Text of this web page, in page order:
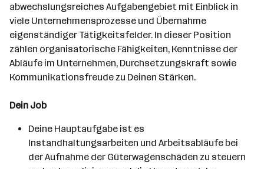
abwechslungsreiches Aufgabengebiet mit Einblick in
viele Unternehmensprozesse und Übernahme
eigenständiger Tätigkeitsfelder. In dieser Position
zählen organisatorische Fähigkeiten, Kenntnisse der
Abläufe im Unternehmen, Durchsetzungskraft sowie
Kommunikationsfreude zu Deinen Stärken.
Dein Job
Deine Hauptaufgabe ist es
Instandhaltungsarbeiten und Arbeitsabläufe bei
der Aufnahme der Güterwagenschäden zu steuern